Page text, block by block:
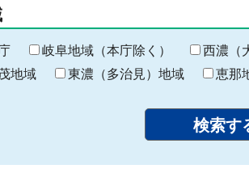
終
わ
り
岐阜地域（本庁除く） 西濃（
地域
東濃（多治見）地域 恵那